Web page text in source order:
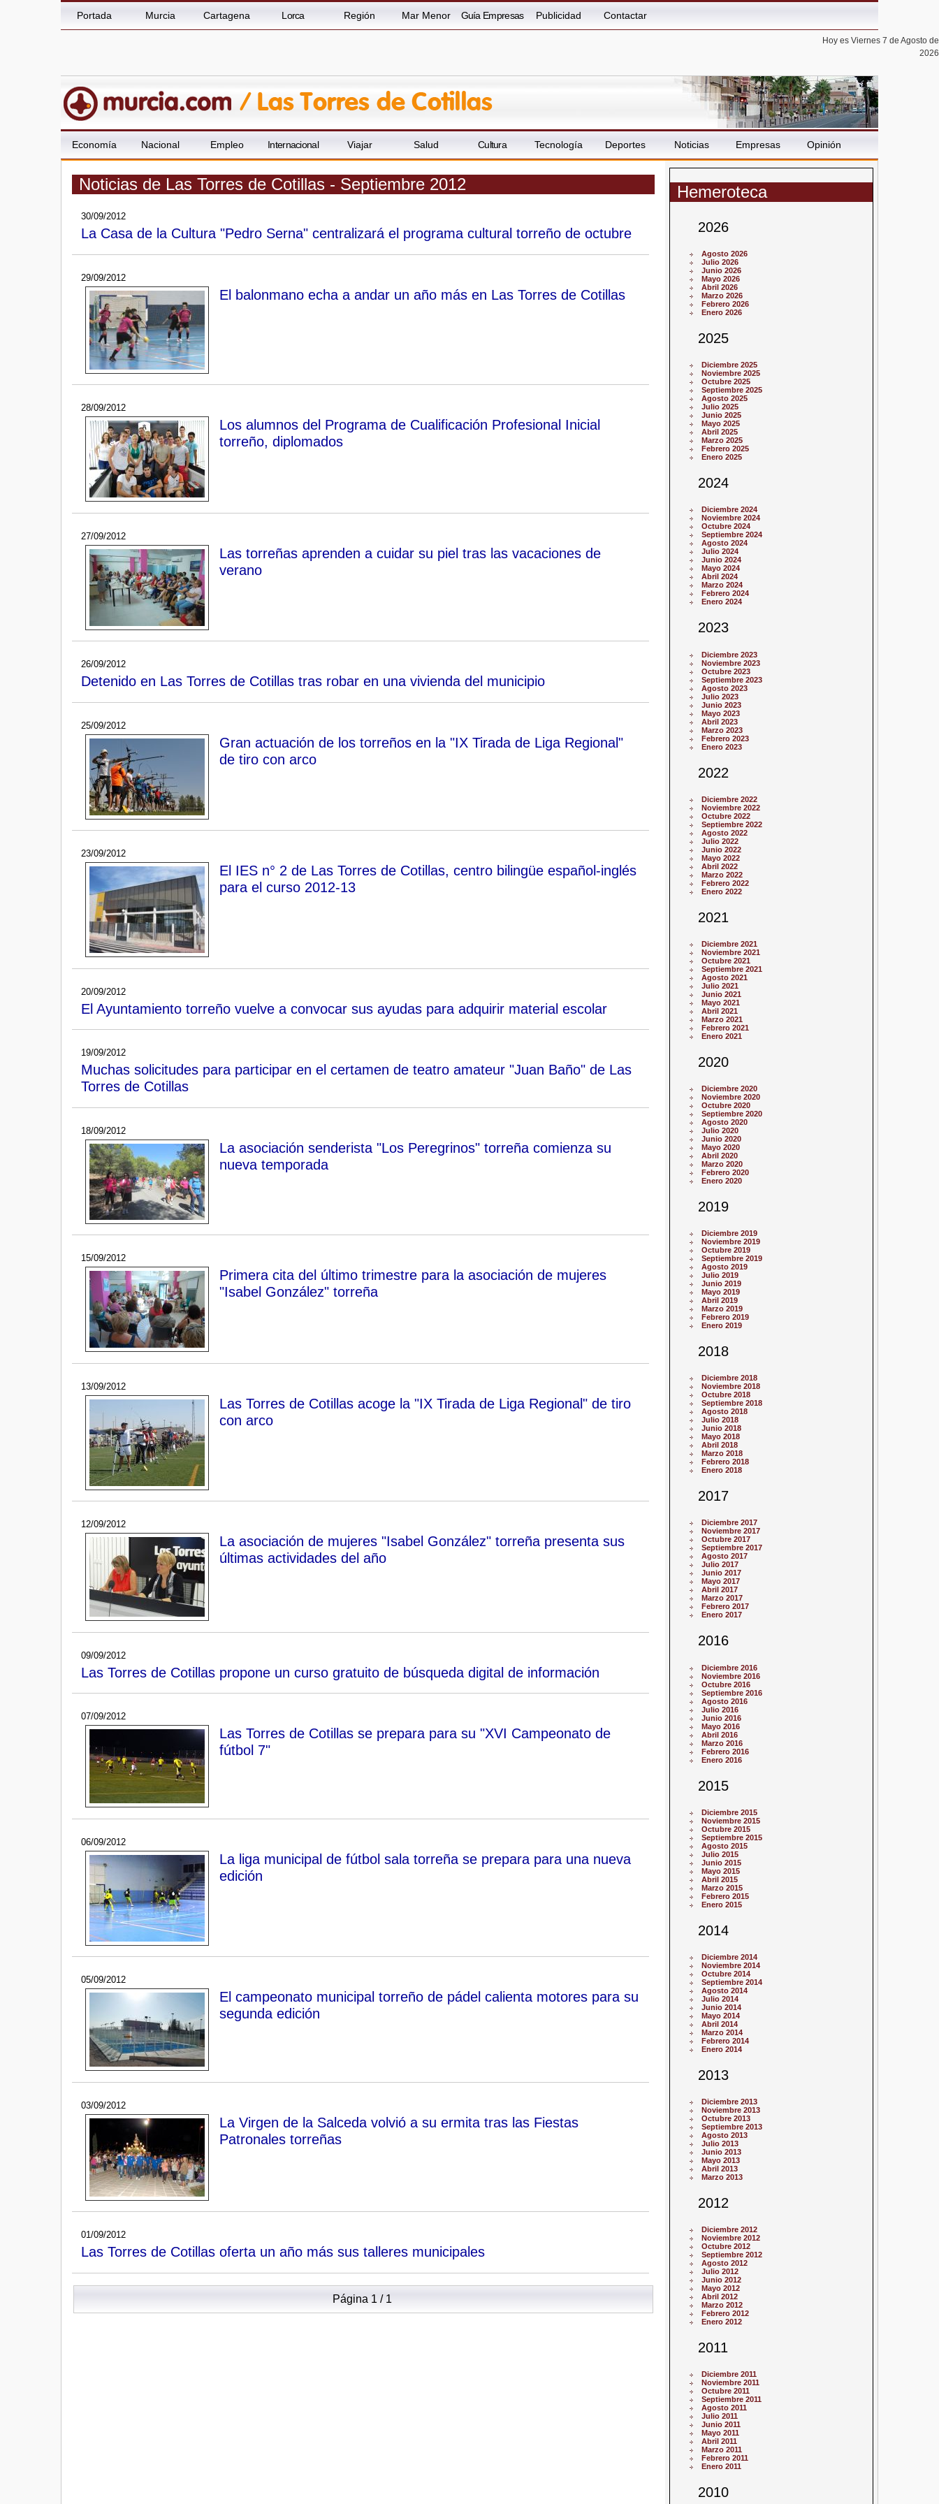
Portada Murcia Cartagena Lorca Región Mar Menor Guía Empresas Publicidad Contactar
Hoy es Viernes 7 de Agosto de
2026
Economía Nacional Empleo Internacional Viajar Salud Cultura Tecnología Deportes Noticias Empresas Opinión
Noticias de Las Torres de Cotillas - Septiembre 2012
30/09/2012
La Casa de la Cultura "Pedro Serna" centralizará el programa cultural torreño de octubre
29/09/2012
El balonmano echa a andar un año más en Las Torres de Cotillas
28/09/2012
Los alumnos del Programa de Cualificación Profesional Inicial
torreño, diplomados
27/09/2012
Las torreñas aprenden a cuidar su piel tras las vacaciones de
verano
26/09/2012
Detenido en Las Torres de Cotillas tras robar en una vivienda del municipio
25/09/2012
Gran actuación de los torreños en la "IX Tirada de Liga Regional"
de tiro con arco
23/09/2012
El IES n° 2 de Las Torres de Cotillas, centro bilingüe español-inglés
para el curso 2012-13
20/09/2012
El Ayuntamiento torreño vuelve a convocar sus ayudas para adquirir material escolar
19/09/2012
Muchas solicitudes para participar en el certamen de teatro amateur "Juan Baño" de Las
Torres de Cotillas
18/09/2012
La asociación senderista "Los Peregrinos" torreña comienza su
nueva temporada
15/09/2012
Primera cita del último trimestre para la asociación de mujeres
"Isabel González" torreña
13/09/2012
Las Torres de Cotillas acoge la "IX Tirada de Liga Regional" de tiro
con arco
12/09/2012
La asociación de mujeres "Isabel González" torreña presenta sus
últimas actividades del año
09/09/2012
Las Torres de Cotillas propone un curso gratuito de búsqueda digital de información
07/09/2012
Las Torres de Cotillas se prepara para su "XVI Campeonato de
fútbol 7"
06/09/2012
La liga municipal de fútbol sala torreña se prepara para una nueva
edición
05/09/2012
El campeonato municipal torreño de pádel calienta motores para su
segunda edición
03/09/2012
La Virgen de la Salceda volvió a su ermita tras las Fiestas
Patronales torreñas
01/09/2012
Las Torres de Cotillas oferta un año más sus talleres municipales
Página 1 / 1
Hemeroteca
2026
Agosto 2026
Julio 2026
Junio 2026
Mayo 2026
Abril 2026
Marzo 2026
Febrero 2026
Enero 2026
2025
Diciembre 2025
Noviembre 2025
Octubre 2025
Septiembre 2025
Agosto 2025
Julio 2025
Junio 2025
Mayo 2025
Abril 2025
Marzo 2025
Febrero 2025
Enero 2025
2024
Diciembre 2024
Noviembre 2024
Octubre 2024
Septiembre 2024
Agosto 2024
Julio 2024
Junio 2024
Mayo 2024
Abril 2024
Marzo 2024
Febrero 2024
Enero 2024
2023
Diciembre 2023
Noviembre 2023
Octubre 2023
Septiembre 2023
Agosto 2023
Julio 2023
Junio 2023
Mayo 2023
Abril 2023
Marzo 2023
Febrero 2023
Enero 2023
2022
Diciembre 2022
Noviembre 2022
Octubre 2022
Septiembre 2022
Agosto 2022
Julio 2022
Junio 2022
Mayo 2022
Abril 2022
Marzo 2022
Febrero 2022
Enero 2022
2021
Diciembre 2021
Noviembre 2021
Octubre 2021
Septiembre 2021
Agosto 2021
Julio 2021
Junio 2021
Mayo 2021
Abril 2021
Marzo 2021
Febrero 2021
Enero 2021
2020
Diciembre 2020
Noviembre 2020
Octubre 2020
Septiembre 2020
Agosto 2020
Julio 2020
Junio 2020
Mayo 2020
Abril 2020
Marzo 2020
Febrero 2020
Enero 2020
2019
Diciembre 2019
Noviembre 2019
Octubre 2019
Septiembre 2019
Agosto 2019
Julio 2019
Junio 2019
Mayo 2019
Abril 2019
Marzo 2019
Febrero 2019
Enero 2019
2018
Diciembre 2018
Noviembre 2018
Octubre 2018
Septiembre 2018
Agosto 2018
Julio 2018
Junio 2018
Mayo 2018
Abril 2018
Marzo 2018
Febrero 2018
Enero 2018
2017
Diciembre 2017
Noviembre 2017
Octubre 2017
Septiembre 2017
Agosto 2017
Julio 2017
Junio 2017
Mayo 2017
Abril 2017
Marzo 2017
Febrero 2017
Enero 2017
2016
Diciembre 2016
Noviembre 2016
Octubre 2016
Septiembre 2016
Agosto 2016
Julio 2016
Junio 2016
Mayo 2016
Abril 2016
Marzo 2016
Febrero 2016
Enero 2016
2015
Diciembre 2015
Noviembre 2015
Octubre 2015
Septiembre 2015
Agosto 2015
Julio 2015
Junio 2015
Mayo 2015
Abril 2015
Marzo 2015
Febrero 2015
Enero 2015
2014
Diciembre 2014
Noviembre 2014
Octubre 2014
Septiembre 2014
Agosto 2014
Julio 2014
Junio 2014
Mayo 2014
Abril 2014
Marzo 2014
Febrero 2014
Enero 2014
2013
Diciembre 2013
Noviembre 2013
Octubre 2013
Septiembre 2013
Agosto 2013
Julio 2013
Junio 2013
Mayo 2013
Abril 2013
Marzo 2013
2012
Diciembre 2012
Noviembre 2012
Octubre 2012
Septiembre 2012
Agosto 2012
Julio 2012
Junio 2012
Mayo 2012
Abril 2012
Marzo 2012
Febrero 2012
Enero 2012
2011
Diciembre 2011
Noviembre 2011
Octubre 2011
Septiembre 2011
Agosto 2011
Julio 2011
Junio 2011
Mayo 2011
Abril 2011
Marzo 2011
Febrero 2011
Enero 2011
2010